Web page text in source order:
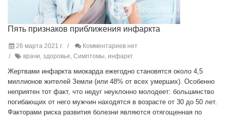
Пять признаков приближения инфаркта
26 марта 2021 г.
Комментариев нет
врачи, здоровье, Симптомы, инфаркт
Жертвами инфаркта миокарда ежегодно становятся около 4,5
миллионов жителей Земли (или 48% от всех умерших). Особенно
неприятен тот факт, что недуг неуклонно молодеет: большинство
погибающих от него мужчин находятся в возрасте от 30 до 50 лет.
Факторами риска развития болезни являются отягощенная по